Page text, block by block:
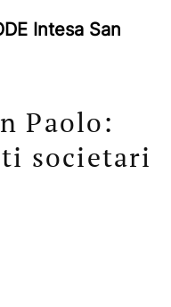
Intesa San
Paolo:
societari